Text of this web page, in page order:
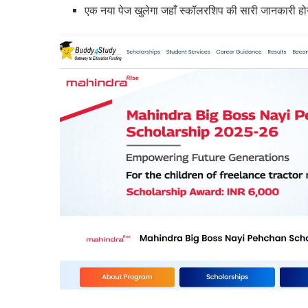
एक नया पेज खुलेगा जहाँ स्कॉलरशिप की सारी जानकारी